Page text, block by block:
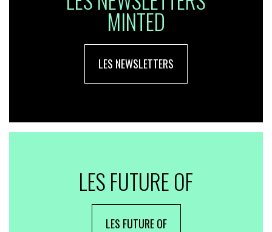
MINTED
LES NEWSLETTERS
LES FUTURE OF
LES FUTURE OF